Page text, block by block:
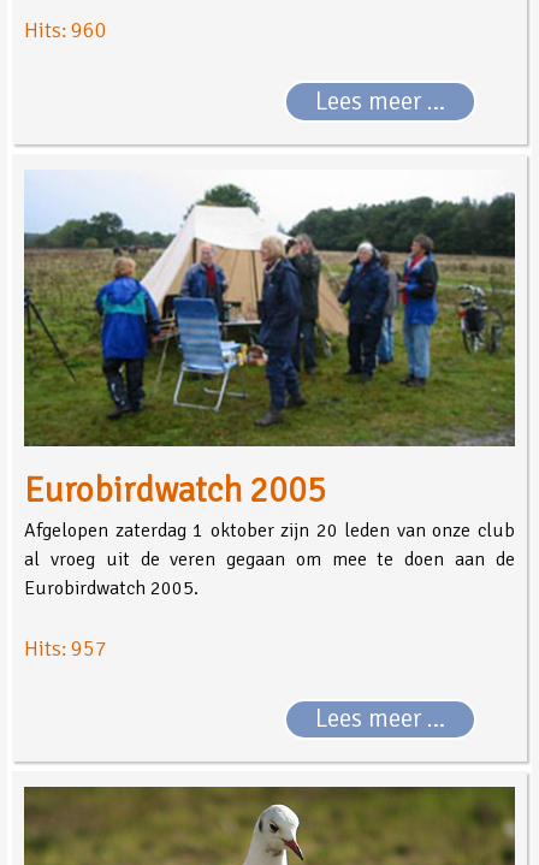
Hits: 960
Lees meer …
Eurobirdwatch 2005
Afgelopen zaterdag 1 oktober zijn 20 leden van onze club
al vroeg uit de veren gegaan om mee te doen aan de
Eurobirdwatch 2005.
Hits: 957
Lees meer …